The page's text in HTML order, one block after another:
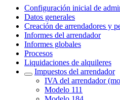
Configuración inicial de
Datos generales
Creación de arrendadores y
Informes del arrendador
Informes globales
Procesos
Liquidaciones de alquileres
Impuestos del arrendador
IVA del arrendador
Modelo 111